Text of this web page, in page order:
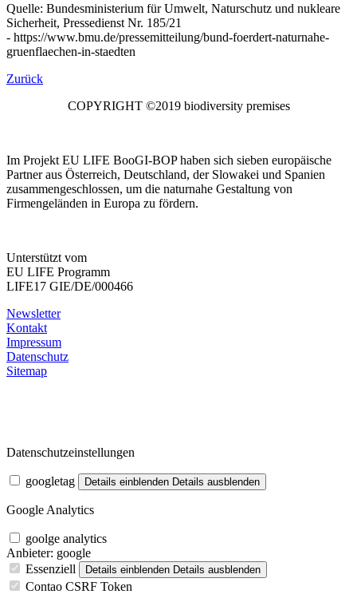
Quelle: Bundesministerium für Umwelt, Naturschutz und nukleare
Sicherheit, Pressedienst Nr. 185/21
- https://www.bmu.de/pressemitteilung/bund-foerdert-naturnahe-
gruenflaechen-in-staedten
Zurück
COPYRIGHT ©2019 biodiversity premises
Im Projekt EU LIFE BooGI-BOP haben sich sieben europäische
Partner aus Österreich, Deutschland, der Slowakei und Spanien
zusammengeschlossen, um die naturnahe Gestaltung von
Firmengeländen in Europa zu fördern.
Unterstützt vom
EU LIFE Programm
LIFE17 GIE/DE/000466
Newsletter
Kontakt
Impressum
Datenschutz
Sitemap
Datenschutzeinstellungen
googletag Details einblenden Details ausblenden
Google Analytics
goolge analytics
Anbieter: google
Essenziell
Details einblenden Details ausblenden
Contao CSRF Token